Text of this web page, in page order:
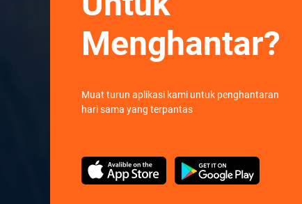
Menghantar?
Muat turun aplikasi kami untuk penghantaran
hari sama yang terpantas